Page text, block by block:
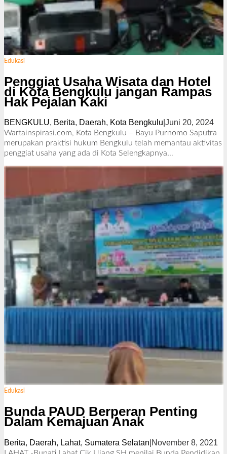
Edukasi
Penggiat Usaha Wisata dan Hotel
di Kota Bengkulu jangan Rampas
Hak Pejalan Kaki
BENGKULU, Berita, Daerah, Kota Bengkulu Juni 20, 2024o
l
e
e
s
i
Wartainspirasi.com, Kota Bengkulu – Bayu Purnomo Saputra
merupakan praktisi hukum Bengkulu telah memantau aktivitas
penggiat usaha yang ada di Kota Selengkapnya…
Edukasi
Bunda PAUD Berperan Penting
Dalam Kemajuan Anak
Berita, Daerah, Lahat, Sumatera Selatan November 8, 2021